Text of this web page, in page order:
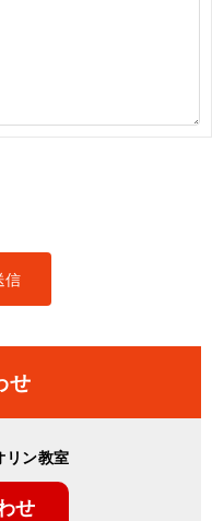
せ
リン教室
せ